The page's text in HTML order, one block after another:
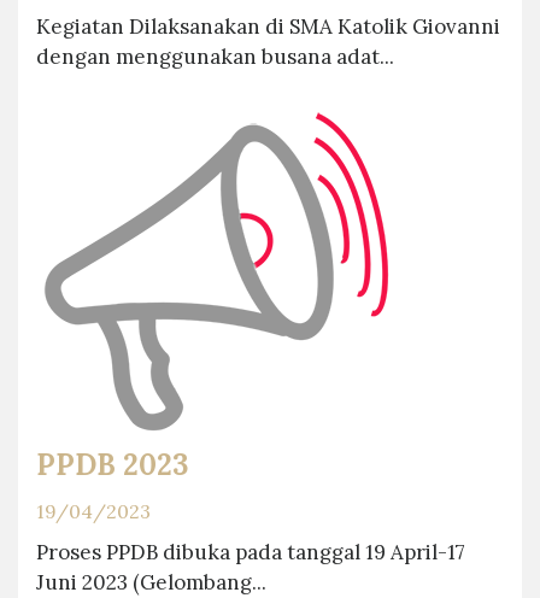
Kegiatan Dilaksanakan di SMA Katolik Giovanni
dengan menggunakan busana adat...
PPDB 2023
19/04/2023
Proses PPDB dibuka pada tanggal 19 April-17
Juni 2023 (Gelombang...